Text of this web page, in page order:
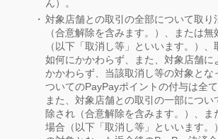
ん）。
対象店舗との取引の全部について取り
（合意解除を含みます。）、または
（以下「取消し等」といいます。）
如何にかかわらず、また、対象店舗に
かかわらず、当該取消し等の対象とな
ついてのPayPayポイントの付与は全て
また、対象店舗との取引の一部につい
除され（合意解除を含みます。）、ま
場合（以下「取消し等」といいます。